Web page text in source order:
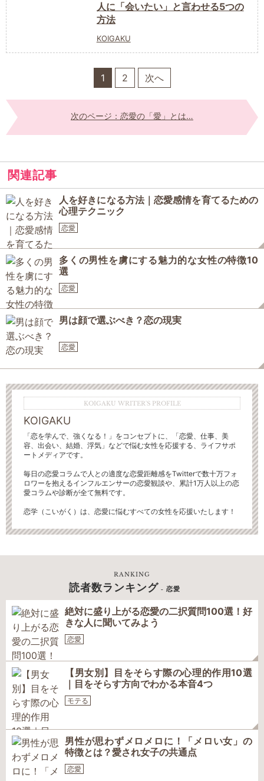
人に「会いたい」と言わせる5つの
方法
KOIGAKU
1 2 次へ
次のページ：恋愛の「愛」とは…
関連記事
人を好きになる方法｜恋愛感情を育てるための
心理テクニック
恋愛
多くの男性を虜にする魅力的な女性の特徴10
選
恋愛
男は顔で選ぶべき？恋の現実
恋愛
KOIGAKU WRITER'S PROFILE
KOIGAKU
「恋を学んで、強くなる！」をコンセプトに、「恋愛、仕事、美
容、出会い、結婚、浮気」などで悩む女性を応援する、ライフサポ
ートメディアです。
毎日の恋愛コラムで人との適度な恋愛距離感をTwitterで数十万フォ
ロワーを抱えるインフルエンサーの恋愛観談や、累計1万人以上の恋
愛コラムや診断が全て無料です。
恋学（こいがく）は、恋愛に悩むすべての女性を応援いたします！
RANKING
読者数ランキング - 恋愛
絶対に盛り上がる恋愛の二択質問100選！好
きな人に聞いてみよう
恋愛
【男女別】目をそらす際の心理的作用10選
｜目をそらす方向でわかる本音4つ
モテる
男性が思わずメロメロに！「メロい女」の
特徴とは？愛され女子の共通点
恋愛